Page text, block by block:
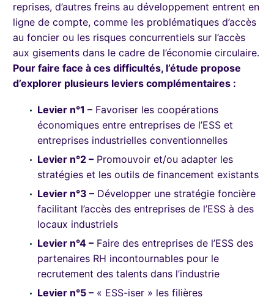
reprises, d’autres freins au développement entrent en
ligne de compte, comme les problématiques d’accès
au foncier ou les risques concurrentiels sur l’accès
aux gisements dans le cadre de l’économie circulaire.
Pour faire face à ces difficultés, l’étude propose
d’explorer plusieurs leviers complémentaires :
Levier n°1 – Favoriser les coopérations
économiques entre entreprises de l’ESS et
entreprises industrielles conventionnelles
Levier n°2 – Promouvoir et/ou adapter les
stratégies et les outils de financement existants
Levier n°3 – Développer une stratégie foncière
facilitant l’accès des entreprises de l’ESS à des
locaux industriels
Levier n°4 – Faire des entreprises de l’ESS des
partenaires RH incontournables pour le
recrutement des talents dans l’industrie
Levier n°5 – « ESS-iser » les filières